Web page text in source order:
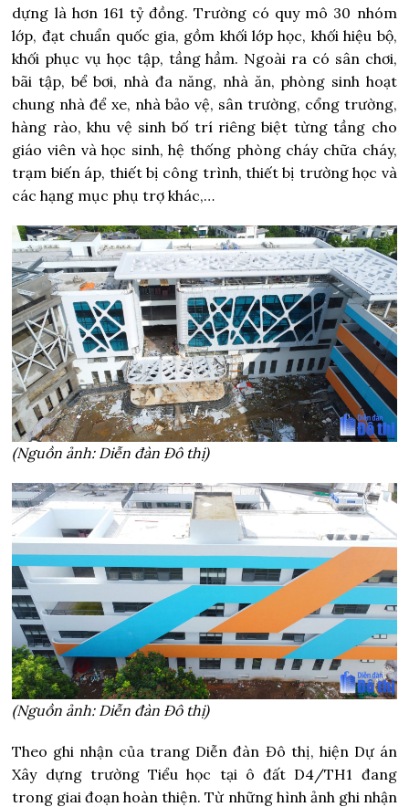
dựng là hơn 161 tỷ đồng. Trường có quy mô 30 nhóm
lớp, đạt chuẩn quốc gia, gồm khối lớp học, khối hiệu bộ,
khối phục vụ học tập, tầng hầm. Ngoài ra có sân chơi,
bãi tập, bể bơi, nhà đa năng, nhà ăn, phòng sinh hoạt
chung nhà để xe, nhà bảo vệ, sân trường, cổng trường,
hàng rào, khu vệ sinh bố trí riêng biệt từng tầng cho
giáo viên và học sinh, hệ thống phòng cháy chữa cháy,
trạm biến áp, thiết bị công trình, thiết bị trường học và
các hạng mục phụ trợ khác,…
(Nguồn ảnh: Diễn đàn Đô thị)
(Nguồn ảnh: Diễn đàn Đô thị)
Theo ghi nhận của trang Diễn đàn Đô thị, hiện Dự án
Xây dựng trường Tiểu học tại ô đất D4/TH1 đang
trong giai đoạn hoàn thiện. Từ những hình ảnh ghi nhận